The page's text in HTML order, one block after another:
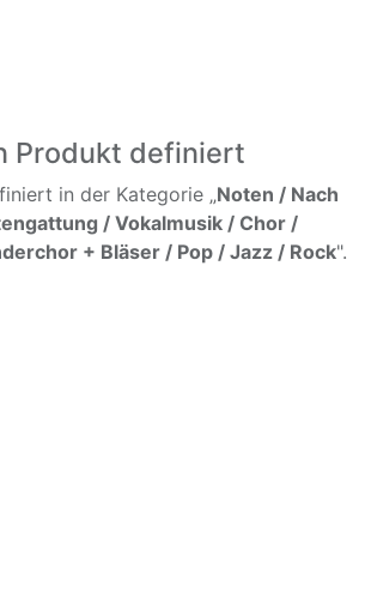
Produkt definiert
in der Kategorie „Noten / Nach
/ Vokalmusik / Chor /
+ Bläser / Pop / Jazz / Rock".